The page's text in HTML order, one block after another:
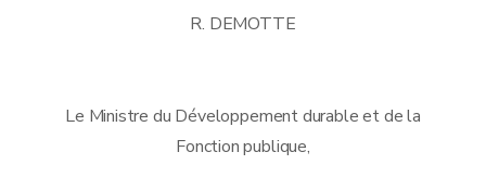
R. DEMOTTE
Le Ministre du Développement durable et de la
Fonction publique,